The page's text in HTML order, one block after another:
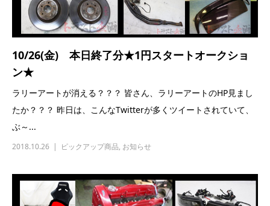
10/26(金) 本日終了分★1円スタートオークショ
ン★
ラリーアートが消える？？？ 皆さん、ラリーアートのHP見まし
たか？？？ 昨日は、こんなTwitterが多くツイートされていて、
ぶ～...
2018.10.26 ピックアップ商品, お知らせ